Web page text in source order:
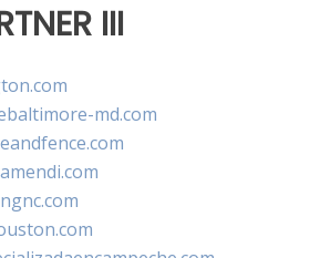
III
md.com